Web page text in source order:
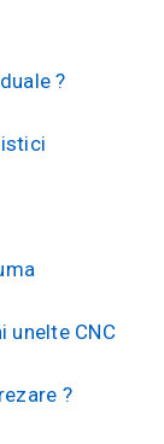
?
unelte CNC
?